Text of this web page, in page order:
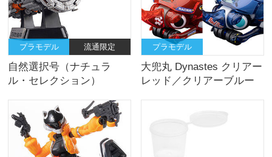
プラモデル 流通限定
自然選択号（ナチュラ
ル・セレクション）
プラモデル
大兜丸 Dynastes クリアー
レッド／クリアーブルー